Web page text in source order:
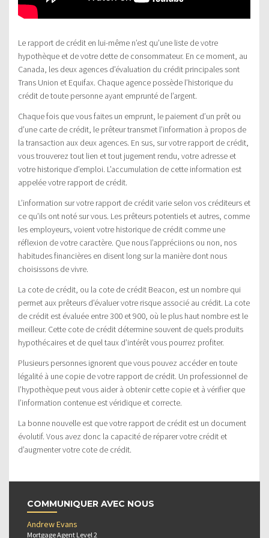
Le rapport de crédit en lui-même n’est qu’une liste de votre
hypothèque et de votre dette de consommateur. En ce moment, au
Canada, les deux agences d’évaluation du crédit principales sont
Trans Union et Equifax. Chaque agence possède l’historique du
crédit de toute personne ayant emprunté de l’argent.
Chaque fois que vous faites un emprunt, le paiement d’un prêt ou
d’une carte de crédit, le prêteur transmet l’information à propos de
la transaction aux deux agences. En sus, sur votre rapport de crédit,
vous trouverez tout lien et tout jugement rendu, votre adresse et
votre historique d’emploi. L’accumulation de cette information est
appelée votre rapport de crédit.
L’information sur votre rapport de crédit varie selon vos créditeurs et
ce qu’ils ont noté sur vous. Les prêteurs potentiels et autres, comme
les employeurs, voient votre historique de crédit comme une
réflexion de votre caractère. Que nous l’appréciions ou non, nos
habitudes financières en disent long sur la manière dont nous
choisissons de vivre.
La cote de crédit, ou la cote de crédit Beacon, est un nombre qui
permet aux prêteurs d’évaluer votre risque associé au crédit. La cote
de crédit est évaluée entre 300 et 900, où le plus haut nombre est le
meilleur. Cette cote de crédit détermine souvent de quels produits
hypothécaires et de quel taux d’intérêt vous pourrez profiter.
Plusieurs personnes ignorent que vous pouvez accéder en toute
légalité à une copie de votre rapport de crédit. Un professionnel de
l’hypothèque peut vous aider à obtenir cette copie et à vérifier que
l’information contenue est véridique et correcte.
La bonne nouvelle est que votre rapport de crédit est un document
évolutif. Vous avez donc la capacité de réparer votre crédit et
d’augmenter votre cote de crédit.
COMMUNIQUER AVEC NOUS
Andrew Evans
Mortgage Agent Level 2